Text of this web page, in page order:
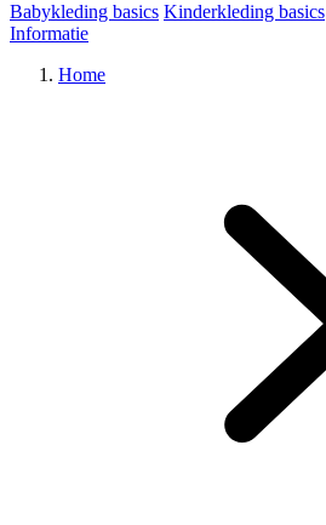
Babykleding basics Kinderkleding basics
Informatie
Home